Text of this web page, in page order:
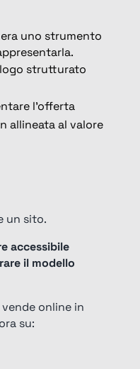
uno strumento
strutturato
l’offerta
allineata al valore
un sito.
accessibile
il modello
online in
su: